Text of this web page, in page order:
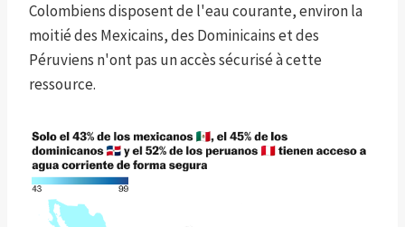
Colombiens disposent de l'eau courante, environ la
moitié des Mexicains, des Dominicains et des
Péruviens n'ont pas un accès sécurisé à cette
ressource.